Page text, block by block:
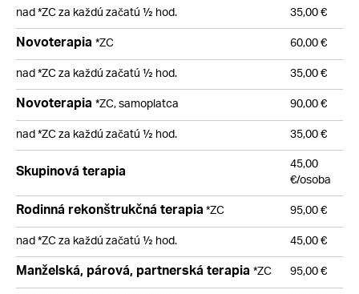
nad *ZC za každú začatú ½ hod.
35,00 €
Novoterapia*ZC
60,00 €
nad *ZC za každú začatú ½ hod.
35,00 €
Novoterapia*ZC, samoplatca
90,00 €
nad *ZC za každú začatú ½ hod.
35,00 €
Skupinová terapia 45,00
€/osoba
Rodinná rekonštrukčná terapia*ZC
95,00 €
nad *ZC za každú začatú ½ hod.
45,00 €
Manželská, párová, partnerská terapia*ZC
95,00 €